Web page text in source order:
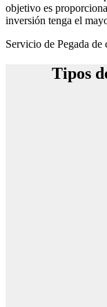
objetivo es
inversión tenga el
Servicio de Pegada de
Tipos